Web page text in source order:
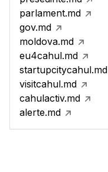
parlament.md
gov.md
moldova.md
eu4cahul.md
startupcitycahul.md
visitcahul.md
cahulactiv.md
alerte.md